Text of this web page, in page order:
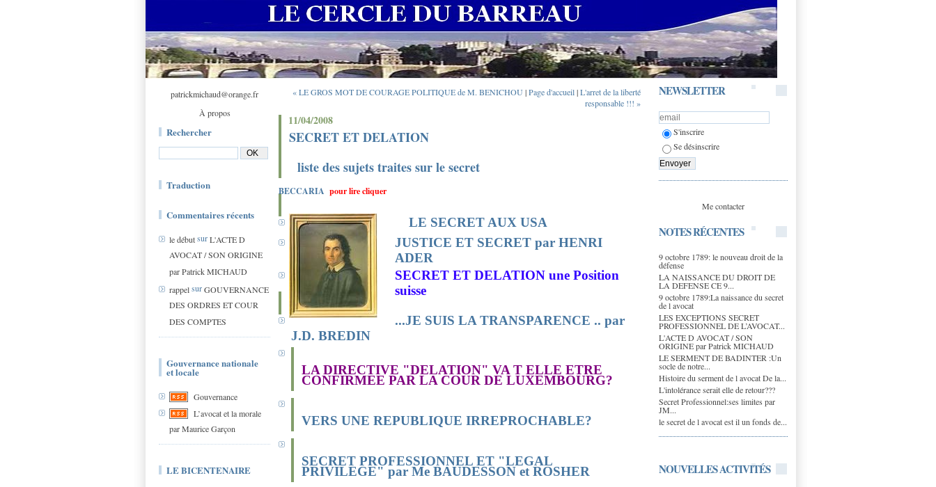
patrickmichaud@orange.fr
À propos
Rechercher
Traduction
Commentaires récents
le débutsurL'ACTE D
AVOCAT / SON ORIGINE
par Patrick MICHAUD
rappelsurGOUVERNANCE
DES ORDRES ET COUR
DES COMPTES
Gouvernance nationale
et locale
Gouvernance
L’avocat et la morale
par Maurice Garçon
LE BICENTENAIRE
NEWSLETTER
S'inscrire
Se désinscrire
Me contacter
NOTES RÉCENTES
9 octobre 1789: le nouveau droit de la
défense
LA NAISSANCE DU DROIT DE
LA DEFENSE CE 9...
9 octobre 1789:La naissance du secret
de l avocat
LES EXCEPTIONS SECRET
PROFESSIONNEL DE L’AVOCAT...
L'ACTE D AVOCAT / SON
ORIGINE par Patrick MICHAUD
LE SERMENT DE BADINTER :Un
socle de notre...
Histoire du serment de l avocat De la...
L'intolérance serait elle de retour???
Secret Professionnel:ses limites par
JM...
le secret de l avocat est il un fonds de...
NOUVELLES ACTIVITÉS
« LE GROS MOT DE COURAGE POLITIQUE de M. BENICHOU |Page d'accueil|L'arret de la liberté
responsable !!! »
11/04/2008
SECRET ET DELATION
liste des sujets traites sur le secret
BECCARIA pour lire cliquer
LE SECRET AUX USA
JUSTICE ET SECRET par HENRI
ADER
SECRET ET DELATION une Position
suisse
...JE SUIS LA TRANSPARENCE .. par
J.D. BREDIN
LA DIRECTIVE "DELATION" VA T ELLE ETRE
CONFIRMEE PAR LA COUR DE LUXEMBOURG?
VERS UNE REPUBLIQUE IRREPROCHABLE?
SECRET PROFESSIONNEL ET "LEGAL
PRIVILEGE" par Me BAUDESSON et ROSHER